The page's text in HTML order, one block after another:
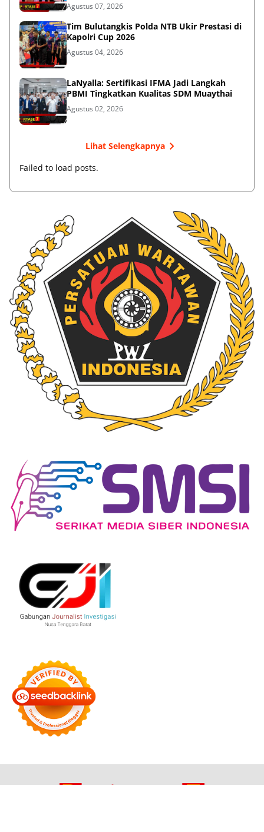
Agustus 07, 2026
Tim Bulutangkis Polda NTB Ukir Prestasi di
Kapolri Cup 2026
Agustus 04, 2026
LaNyalla: Sertifikasi IFMA Jadi Langkah
PBMI Tingkatkan Kualitas SDM Muaythai
Agustus 02, 2026
Lihat Selengkapnya
Failed to load posts.